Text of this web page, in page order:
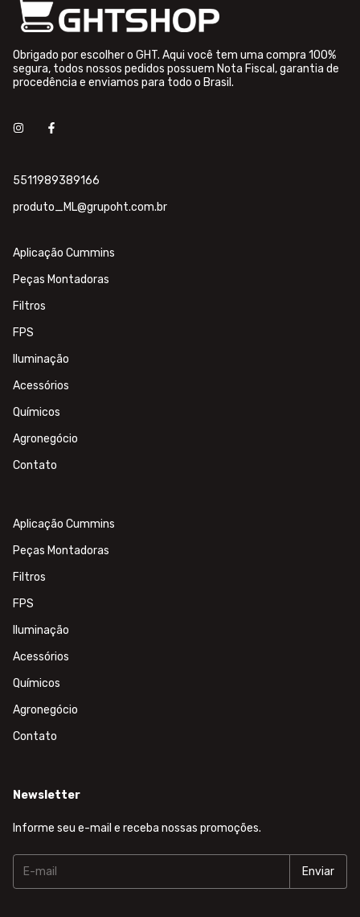
Obrigado por escolher o GHT. Aqui você tem uma compra 100%
segura, todos nossos pedidos possuem Nota Fiscal, garantia de
procedência e enviamos para todo o Brasil.
5511989389166
produto_ML@grupoht.com.br
Aplicação Cummins
Peças Montadoras
Filtros
FPS
Iluminação
Acessórios
Químicos
Agronegócio
Contato
Aplicação Cummins
Peças Montadoras
Filtros
FPS
Iluminação
Acessórios
Químicos
Agronegócio
Contato
Newsletter
Informe seu e-mail e receba nossas promoções.